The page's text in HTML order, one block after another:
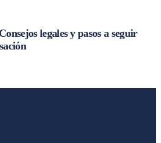
legales y pasos a seguir